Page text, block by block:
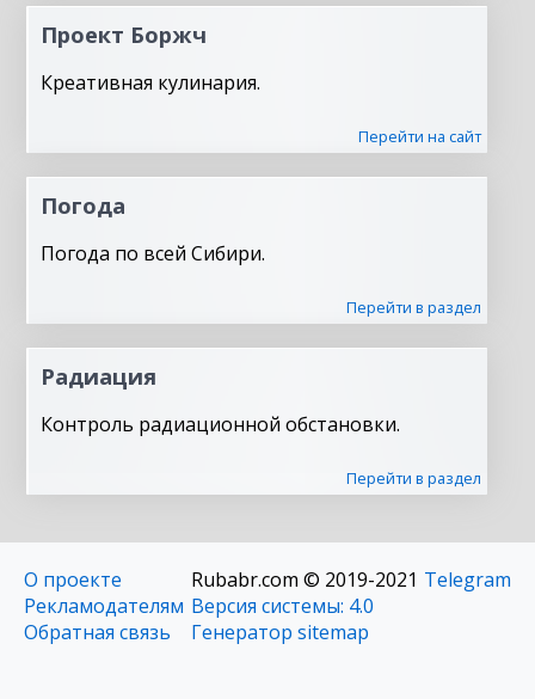
Проект Боржч
Креативная кулинария.
Перейти на сайт
Погода
Погода по всей Сибири.
Перейти в раздел
Радиация
Контроль радиационной обстановки.
Перейти в раздел
О проекте
Рекламодателям
Обратная связь
Rubabr.com © 2019-2021
Версия системы: 4.0
Генератор sitemap
Telegram